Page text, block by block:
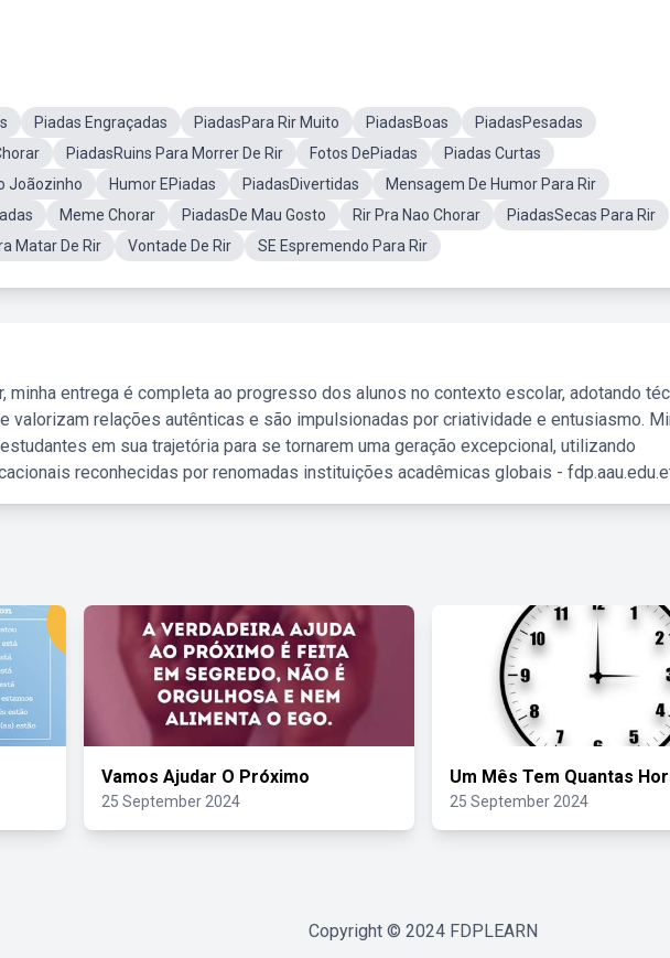
Piadas Engraçadas PiadasPara Rir Muito PiadasBoas
PiadasPesadas
PiadasRuins Para Morrer De Rir Fotos DePiadas
Piadas Curtas
Joãozinho Humor EPiadas PiadasDivertidas
Mensagem De Humor Para Rir
Meme Chorar PiadasDe Mau Gosto Rir Pra Nao Chorar
PiadasSecas Para Rir
Matar De Rir Vontade De Rir SE Espremendo Para Rir
minha entrega é completa ao progresso dos alunos no contexto escolar, adotando
valorizam relações autênticas e são impulsionadas por criatividade e entusiasmo.
em sua trajetória para se tornarem uma geração excepcional, utilizando
reconhecidas por renomadas instituições acadêmicas globais -
Vamos Ajudar O Próximo
25 September 2024
Um Mês Tem Quantas
25 September 2024
Copyright © 2024 FDPLEARN